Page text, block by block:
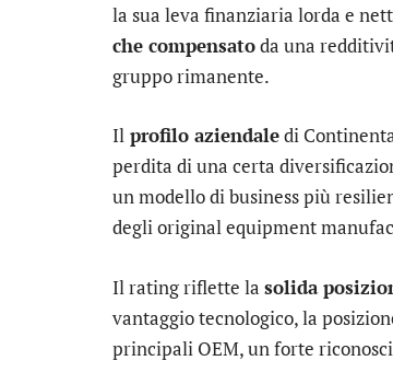
la sua leva finanziaria lorda e
che compensatoda una
gruppo rimanente.
Il profilo aziendaledi
perdita di una certa
un modello di business più
degli original equipment
Il rating riflette la solida
vantaggio tecnologico, la
principali OEM, un forte